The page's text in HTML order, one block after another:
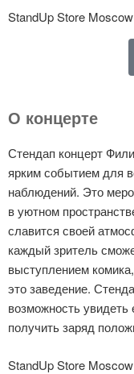
StandUp Store Moscow
О концерте
Стендап концерт
ярким событием для
наблюдений. Это
в уютном
славится своей
каждый зритель
выступлением
это заведение.
возможность
получить заряд
StandUp Store